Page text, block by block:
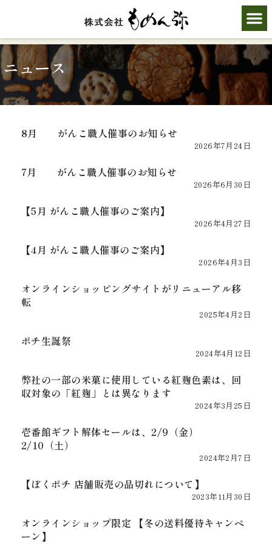
ニュース
8月 がんこ職人催事のお知らせ
2026年7月24日
7月 がんこ職人催事のお知らせ
2026年6月30日
【5月 がんこ職人催事のご案内】
2026年4月27日
【4月 がんこ職人催事のご案内】
2026年4月3日
オンラインショッピングサイトがリニューアル移
転
2025年4月2日
ポチ生誕祭
2024年4月12日
弊社の一部の米菓に使用している紅麹色素は、回
収対象の「紅麹」とは異なります
2024年3月25日
壱番館ギフト解体セールは、2/9（金）
2/10（土）
2024年2月7日
【ぼくポチ 店舗販売の品切れについて】
2023年11月30日
オンラインショップ限定 【冬の送料優待キャンペ
ーン】